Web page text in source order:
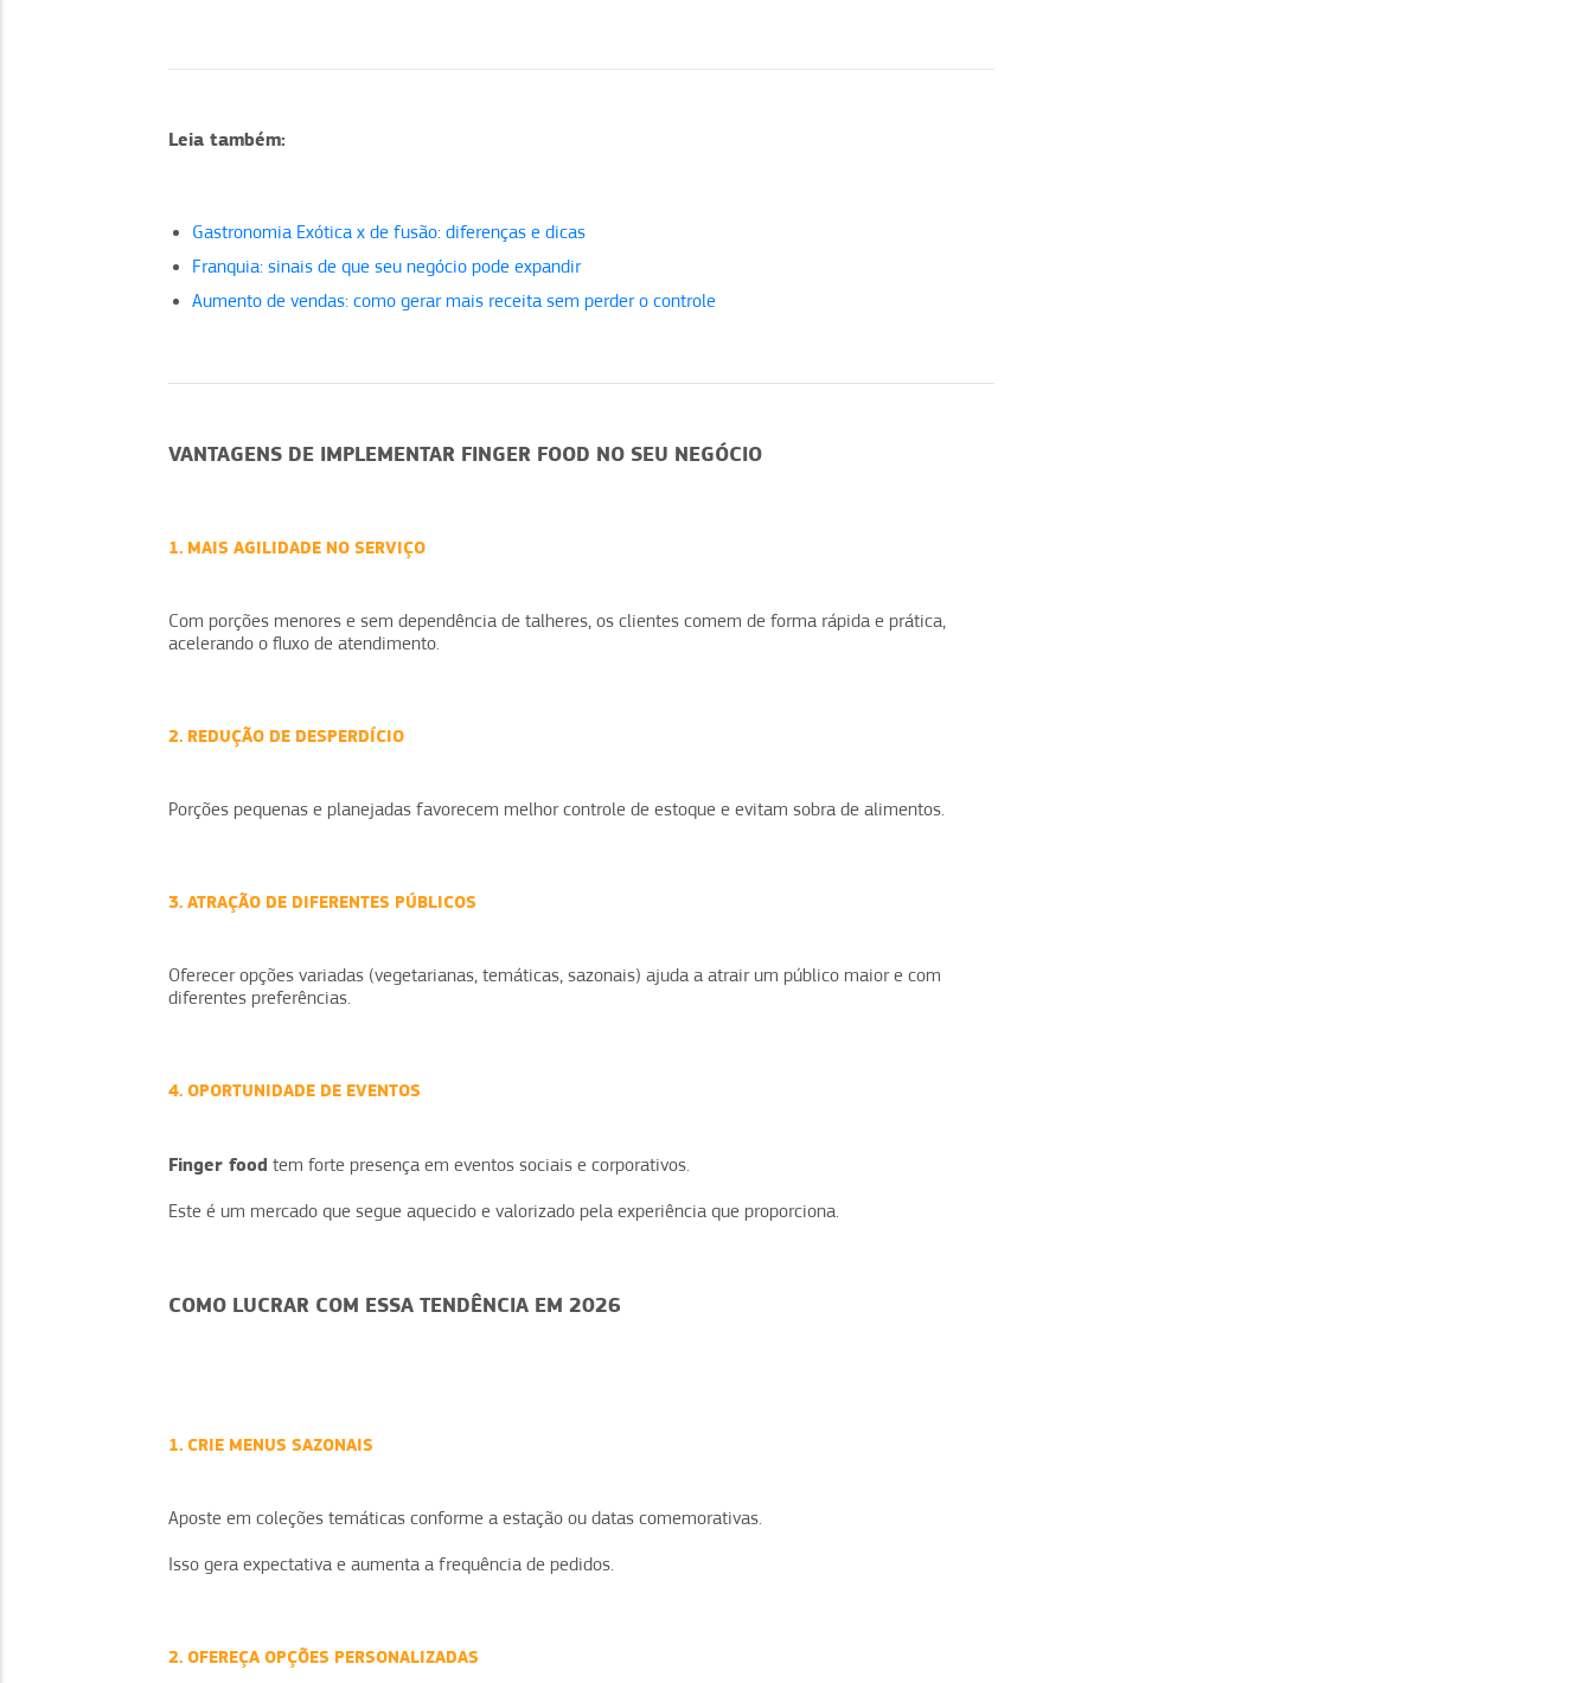
Leia também:
Gastronomia Exótica x de fusão: diferenças e dicas
Franquia: sinais de que seu negócio pode expandir
Aumento de vendas: como gerar mais receita sem perder o controle
VANTAGENS DE IMPLEMENTAR FINGER FOOD NO SEU NEGÓCIO
1. MAIS AGILIDADE NO SERVIÇO
Com porções menores e sem dependência de talheres, os clientes comem de forma rápida e prática,
acelerando o fluxo de atendimento.
2. REDUÇÃO DE DESPERDÍCIO
Porções pequenas e planejadas favorecem melhor controle de estoque e evitam sobra de alimentos.
3. ATRAÇÃO DE DIFERENTES PÚBLICOS
Oferecer opções variadas (vegetarianas, temáticas, sazonais) ajuda a atrair um público maior e com
diferentes preferências.
4. OPORTUNIDADE DE EVENTOS
Finger food tem forte presença em eventos sociais e corporativos.
Este é um mercado que segue aquecido e valorizado pela experiência que proporciona.
COMO LUCRAR COM ESSA TENDÊNCIA EM 2026
1. CRIE MENUS SAZONAIS
Aposte em coleções temáticas conforme a estação ou datas comemorativas.
Isso gera expectativa e aumenta a frequência de pedidos.
2. OFEREÇA OPÇÕES PERSONALIZADAS